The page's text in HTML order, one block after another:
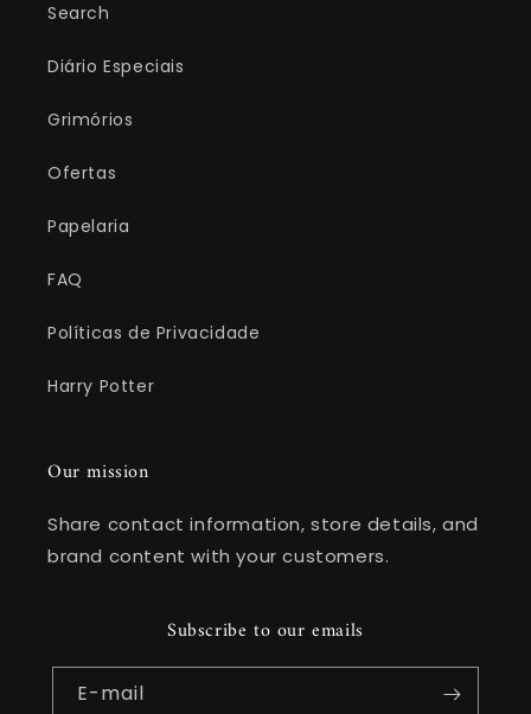
Search
Diário Especiais
Grimórios
Ofertas
Papelaria
FAQ
Políticas de Privacidade
Harry Potter
Our mission
Share contact information, store details, and
brand content with your customers.
Subscribe to our emails
E-mail